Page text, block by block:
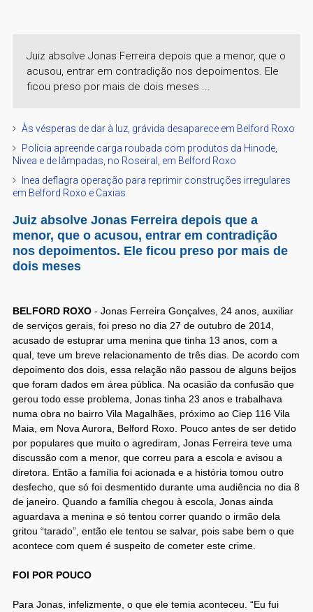
Juiz absolve Jonas Ferreira depois que a menor, que o
acusou, entrar em contradição nos depoimentos. Ele
ficou preso por mais de dois meses ...
Às vésperas de dar à luz, grávida desaparece em Belford Roxo
Polícia apreende carga roubada com produtos da Hinode,
Nivea e de lâmpadas, no Roseiral, em Belford Roxo
Inea deflagra operação para reprimir construções irregulares
em Belford Roxo e Caxias
Juiz absolve Jonas Ferreira depois que a
menor, que o acusou, entrar em contradição
nos depoimentos. Ele ficou preso por mais de
dois meses
BELFORD ROXO- Jonas Ferreira Gonçalves, 24 anos, auxiliar
de serviços gerais, foi preso no dia 27 de outubro de 2014,
acusado de estuprar uma menina que tinha 13 anos, com a
qual, teve um breve relacionamento de três dias. De acordo com
depoimento dos dois, essa relação não passou de alguns beijos
que foram dados em área pública. Na ocasião da confusão que
gerou todo esse problema, Jonas tinha 23 anos e trabalhava
numa obra no bairro Vila Magalhães, próximo ao Ciep 116 Vila
Maia, em Nova Aurora, Belford Roxo. Pouco antes de ser detido
por populares que muito o agrediram, Jonas Ferreira teve uma
discussão com a menor, que correu para a escola e avisou a
diretora. Então a família foi acionada e a história tomou outro
desfecho, que só foi desmentido durante uma audiência no dia 8
de janeiro. Quando a família chegou à escola, Jonas ainda
aguardava a menina e só tentou correr quando o irmão dela
gritou “tarado”, então ele tentou se salvar, pois sabe bem o que
acontece com quem é suspeito de cometer este crime.
FOI POR POUCO
Para Jonas, infelizmente, o que ele temia aconteceu. “Eu fui